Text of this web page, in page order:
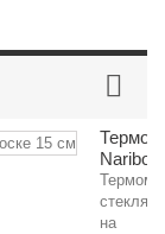
Naribo...
на